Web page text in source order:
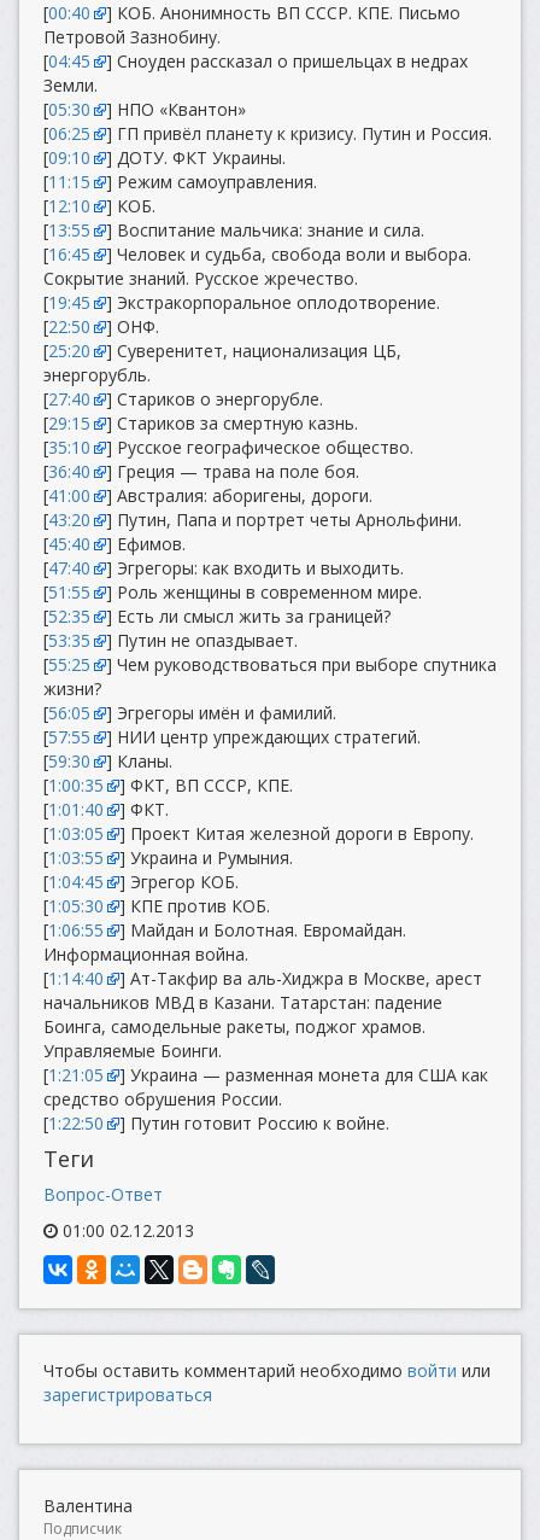
[00:40
] КОБ. Анонимность ВП СССР. КПЕ. Письмо
Петровой Зазнобину.
[04:45
] Сноуден рассказал о пришельцах в недрах
Земли.
[05:30
] НПО «Квантон»
[06:25
] ГП привёл планету к кризису. Путин и Россия.
[09:10
] ДОТУ. ФКТ Украины.
[11:15
] Режим самоуправления.
[12:10
] КОБ.
[13:55
] Воспитание мальчика: знание и сила.
[16:45
] Человек и судьба, свобода воли и выбора.
Сокрытие знаний. Русское жречество.
[19:45
] Экстракорпоральное оплодотворение.
[22:50
] ОНФ.
[25:20
] Суверенитет, национализация ЦБ,
энергорубль.
[27:40
] Стариков о энергорубле.
[29:15
] Стариков за смертную казнь.
[35:10
] Русское географическое общество.
[36:40
] Греция — трава на поле боя.
[41:00
] Австралия: аборигены, дороги.
[43:20
] Путин, Папа и портрет четы Арнольфини.
[45:40
] Ефимов.
[47:40
] Эгрегоры: как входить и выходить.
[51:55
] Роль женщины в современном мире.
[52:35
] Есть ли смысл жить за границей?
[53:35
] Путин не опаздывает.
[55:25
] Чем руководствоваться при выборе спутника
жизни?
[56:05
] Эгрегоры имён и фамилий.
[57:55
] НИИ центр упреждающих стратегий.
[59:30
] Кланы.
[1:00:35
] ФКТ, ВП СССР, КПЕ.
[1:01:40
] ФКТ.
[1:03:05
] Проект Китая железной дороги в Европу.
[1:03:55
] Украина и Румыния.
[1:04:45
] Эгрегор КОБ.
[1:05:30
] КПЕ против КОБ.
[1:06:55
] Майдан и Болотная. Евромайдан.
Информационная война.
[1:14:40
] Ат-Такфир ва аль-Хиджра в Москве, арест
начальников МВД в Казани. Татарстан: падение
Боинга, самодельные ракеты, поджог храмов.
Управляемые Боинги.
[1:21:05
] Украина — разменная монета для США как
средство обрушения России.
[1:22:50 ] Путин готовит Россию к войне.
Теги
Вопрос-Ответ
01:00 02.12.2013
Чтобы оставить комментарий необходимо войти или
зарегистрироваться
Валентина
Подписчик